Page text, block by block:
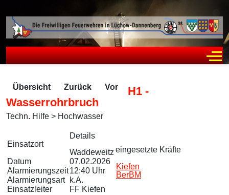
Übersicht Zurück Vor
H1 -
Wasserrohrbruch
Techn. Hilfe > Hochwasser
Einsatzort
Details
Waddeweitz
Datum
07.02.2026
Alarmierungszeit12:40 Uhr
Alarmierungsart
k.A.
Einsatzleiter
FF Kiefen
eingesetzte Kräfte
Kiefen
BerBM